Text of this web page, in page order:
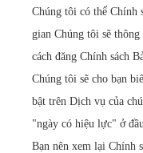
Chúng tôi có thể Chính
gian Chúng tôi sẽ
cách đăng Chính sách
Chúng tôi sẽ cho bạn
bật trên Dịch vụ của
"ngày có hiệu lực" ở
Bạn nên xem lại Chính